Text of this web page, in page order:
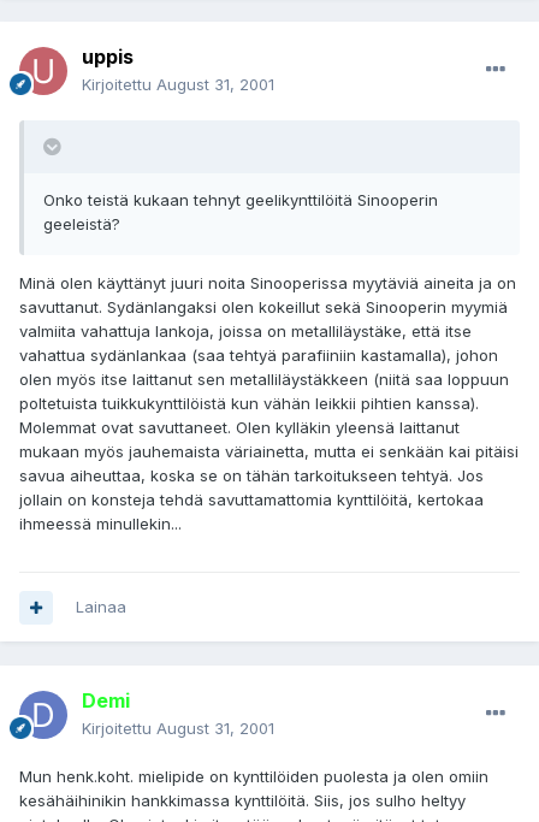
uppis
Kirjoitettu August 31, 2001
Onko teistä kukaan tehnyt geelikynttilöitä Sinooperin
geeleistä?
Minä olen käyttänyt juuri noita Sinooperissa myytäviä aineita ja on
savuttanut. Sydänlangaksi olen kokeillut sekä Sinooperin myymiä
valmiita vahattuja lankoja, joissa on metalliläystäke, että itse
vahattua sydänlankaa (saa tehtyä parafiiniin kastamalla), johon
olen myös itse laittanut sen metalliläystäkkeen (niitä saa loppuun
poltetuista tuikkukynttilöistä kun vähän leikkii pihtien kanssa).
Molemmat ovat savuttaneet. Olen kylläkin yleensä laittanut
mukaan myös jauhemaista väriainetta, mutta ei senkään kai pitäisi
savua aiheuttaa, koska se on tähän tarkoitukseen tehtyä. Jos
jollain on konsteja tehdä savuttamattomia kynttilöitä, kertokaa
ihmeessä minullekin...
Lainaa
Demi
Kirjoitettu August 31, 2001
Mun henk.koht. mielipide on kynttilöiden puolesta ja olen omiin
kesähäihinikin hankkimassa kynttilöitä. Siis, jos sulho heltyy